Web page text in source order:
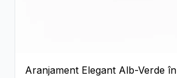
Aranjament Elegant Alb-Verde în